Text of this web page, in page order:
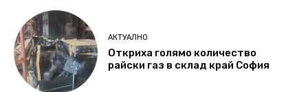
АКТУАЛНО
Откриха голямо количество
райски газ в склад край София